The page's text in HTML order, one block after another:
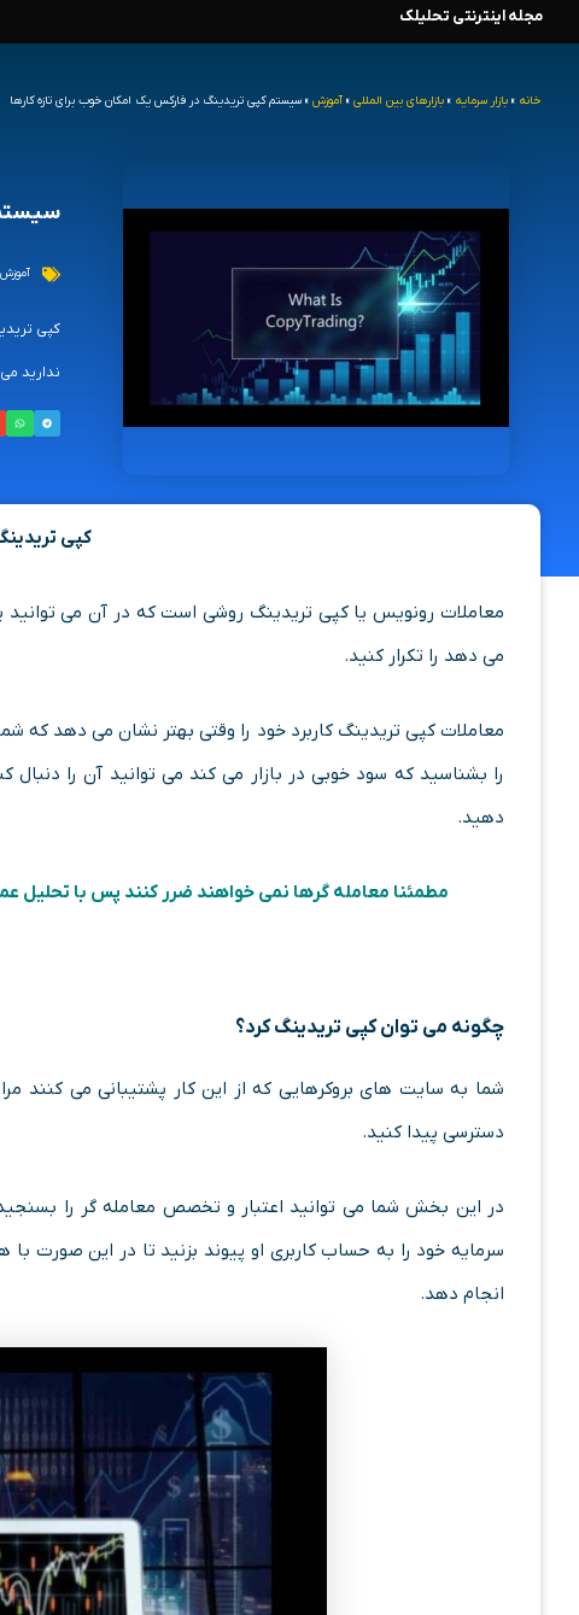
محتوا
مجله اینترنتی تحلیلک
خانه » بازار سرمایه » بازارهای بین المللی » آموزش » سیستم کپی تریدینگ در فارکس یک امکان خوب برای تازه کارها
سیستم
آموزش,
کپی
ندارید
کپی
معاملات رونویس یا کپی تریدینگ روشی است که در آن می توانید
می دهد را تکرار کنید.
معاملات کپی تریدینگ کاربرد خود را وقتی بهتر نشان می دهد که
را بشناسید که سود خوبی در بازار می کند می توانید آن را
دهید.
مطمئنا معامله گرها نمی خواهند ضرر کنند پس با تحلیل
چگونه می توان کپی تریدینگ کرد؟
شما به سایت های بروکرهایی که از این کار پشتیبانی می کنند
دسترسی پیدا کنید.
در این بخش شما می توانید اعتبار و تخصص معامله گر را
سرمایه خود را به حساب کاربری او پیوند بزنید تا در این صورت
انجام دهد.